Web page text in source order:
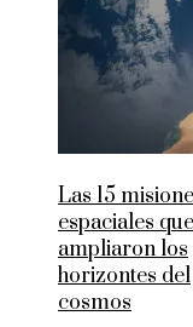
Las 15
espaciales que
ampliaron los
horizontes del
cosmos